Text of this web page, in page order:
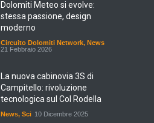
Dolomiti Meteo si evolve:
stessa passione, design
moderno
Circuito Dolomiti Network, News
21 Febbraio 2026
La nuova cabinovia 3S di
Campitello: rivoluzione
tecnologica sul Col Rodella
News, Sci 10 Dicembre 2025